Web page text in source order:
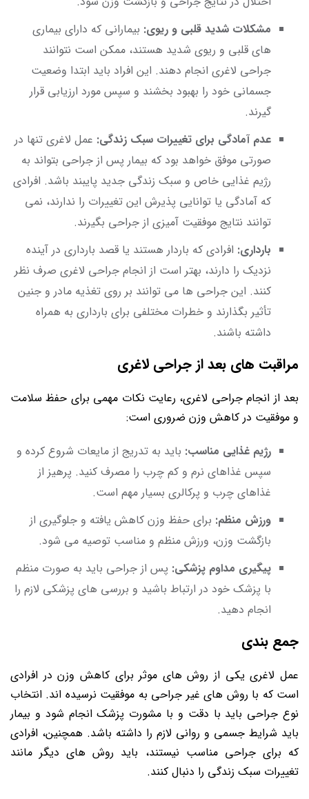
مشکلات شدید قلبی و ریوی: بیمارانی که دارای بیماری
های قلبی و ریوی شدید هستند، ممکن است نتوانند
جراحی لاغری انجام دهند. این افراد باید ابتدا وضعیت
جسمانی خود را بهبود بخشند و سپس مورد ارزیابی قرار
گیرند.
عدم آمادگی برای تغییرات سبک زندگی: عمل لاغری تنها در
صورتی موفق خواهد بود که بیمار پس از جراحی بتواند به
رژیم غذایی خاص و سبک زندگی جدید پایبند باشد. افرادی
که آمادگی یا توانایی پذیرش این تغییرات را ندارند، نمی
توانند نتایج موفقیت آمیزی از جراحی بگیرند.
بارداری: افرادی که باردار هستند یا قصد بارداری در آینده
نزدیک را دارند، بهتر است از انجام جراحی لاغری صرف نظر
کنند. این جراحی ها می توانند بر روی تغذیه مادر و جنین
تأثیر بگذارند و خطرات مختلفی برای بارداری به همراه
داشته باشند.
مراقبت های بعد از جراحی لاغری
بعد از انجام جراحی لاغری، رعایت نکات مهمی برای حفظ سلامت
و موفقیت در کاهش وزن ضروری است:
رژیم غذایی مناسب: باید به تدریج از مایعات شروع کرده و
سپس غذاهای نرم و کم چرب را مصرف کنید. پرهیز از
غذاهای چرب و پرکالری بسیار مهم است.
ورزش منظم: برای حفظ وزن کاهش یافته و جلوگیری از
بازگشت وزن، ورزش منظم و مناسب توصیه می شود.
پیگیری مداوم پزشکی: پس از جراحی باید به صورت منظم
با پزشک خود در ارتباط باشید و بررسی های پزشکی لازم را
انجام دهید.
جمع بندی
عمل لاغری یکی از روش های موثر برای کاهش وزن در افرادی
است که با روش های غیر جراحی به موفقیت نرسیده اند. انتخاب
نوع جراحی باید با دقت و با مشورت پزشک انجام شود و بیمار
باید شرایط جسمی و روانی لازم را داشته باشد. همچنین، افرادی
که برای جراحی مناسب نیستند، باید روش های دیگر مانند
تغییرات سبک زندگی را دنبال کنند.